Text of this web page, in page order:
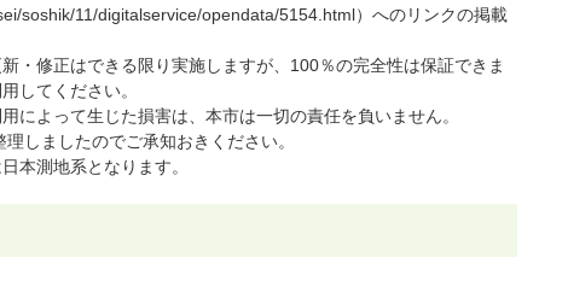
soshik/11/digitalservice/opendata/5154.html）へのリンクの掲載
・修正はできる限り実施しますが、100％の完全性は保証できま
してください。
によって生じた損害は、本市は一切の責任を負いません。
しましたのでご承知おきください。
本測地系となります。